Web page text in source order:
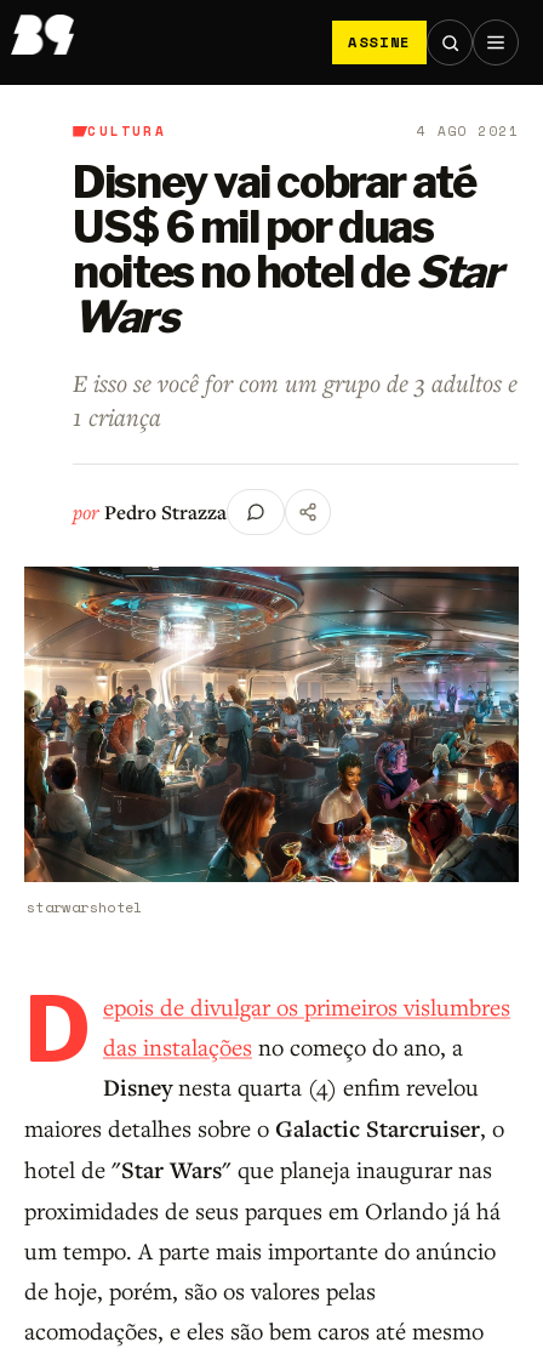
ASSINE
B9/Cultura
CULTURA 4 AGO 2021
Disney vai cobrar até
US$ 6 mil por duas
noites no hotel deStar
Wars
E isso se você for com um grupo de 3 adultos e
1 criança
porPedro Strazza
starwarshotel
D epois de divulgar os primeiros vislumbres
das instalações no começo do ano, a
Disneynesta quarta (4) enfim revelou
maiores detalhes sobre o Galactic Starcruiser, o
hotel de "Star Wars" que planeja inaugurar nas
proximidades de seus parques em Orlando já há
um tempo. A parte mais importante do anúncio
de hoje, porém, são os valores pelas
acomodações, e eles são bem caros até mesmo